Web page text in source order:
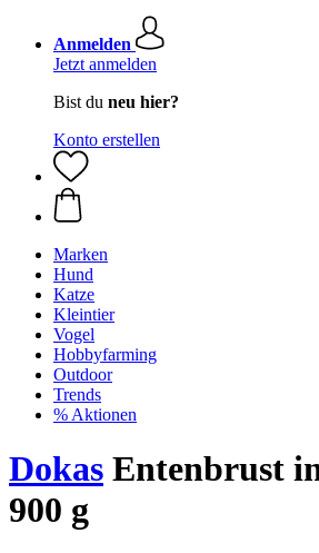
Anmelden
Jetzt anmelden
Bist du neu hier?
Konto erstellen
Marken
Hund
Katze
Kleintier
Vogel
Hobbyfarming
Outdoor
Trends
% Aktionen
Dokas Entenbrust
900 g